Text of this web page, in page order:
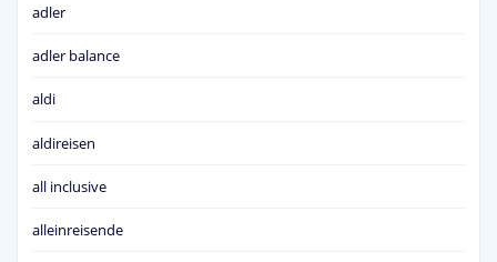
adler
adler balance
aldi
aldireisen
all inclusive
alleinreisende